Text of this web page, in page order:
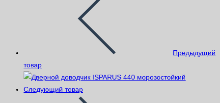
Предыдущий
товар
Следующий товар